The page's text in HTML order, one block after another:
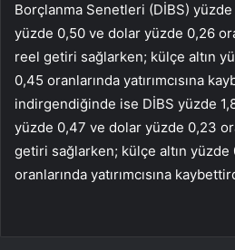
Borçlanma Senetleri (DİBS)
yüzde 0,50 ve dolar yüzde 0,26
reel getiri sağlarken; külçe altın
0,45 oranlarında yatırımcısına
indirgendiğinde ise DİBS yüzde
yüzde 0,47 ve dolar yüzde 0,23
getiri sağlarken; külçe altın
oranlarında yatırımcısına